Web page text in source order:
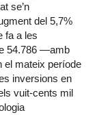
se’n
del 5,7%
fa a les
54.786 —amb
el mateix període
inversions en
vuit-cents mil